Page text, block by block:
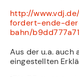
http://
fordert-ende-
bahn/
Aus der u.a. auch
eingestellten